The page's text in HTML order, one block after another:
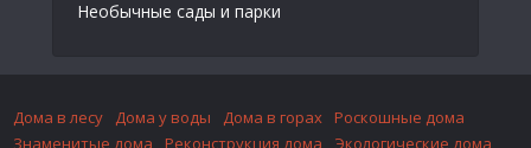
Необычные сады и парки
Дома в лесу Дома у воды Дома в горах
Роскошные дома
Знаменитые дома
Реконструкция дома Экологические дома